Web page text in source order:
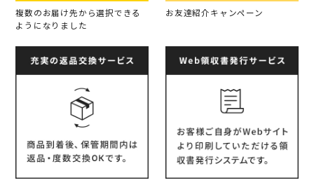
複数のお届け先から選択できる
ようになりました
お友達紹介キャンペーン